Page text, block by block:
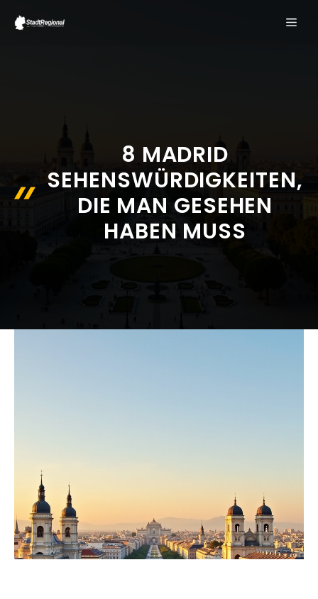
Inhalt
8 MADRID
SEHENSWÜRDIGKEITEN,
DIE MAN GESEHEN
HABEN MUSS